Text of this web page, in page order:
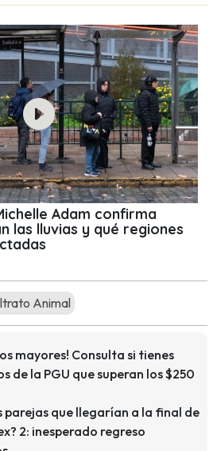
Adam confirma
las lluvias y qué regiones
Animal
mayores! Consulta si tienes
de la PGU que superan los $250
parejas que llegarían a la final de
2: inesperado regreso